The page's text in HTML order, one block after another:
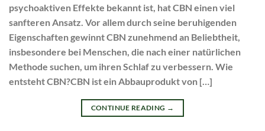
psychoaktiven Effekte bekannt ist, hat CBN einen viel
sanfteren Ansatz. Vor allem durch seine beruhigenden
Eigenschaften gewinnt CBN zunehmend an Beliebtheit,
insbesondere bei Menschen, die nach einer natürlichen
Methode suchen, um ihren Schlaf zu verbessern. Wie
entsteht CBN?CBN ist ein Abbauprodukt von […]
CONTINUE READING →